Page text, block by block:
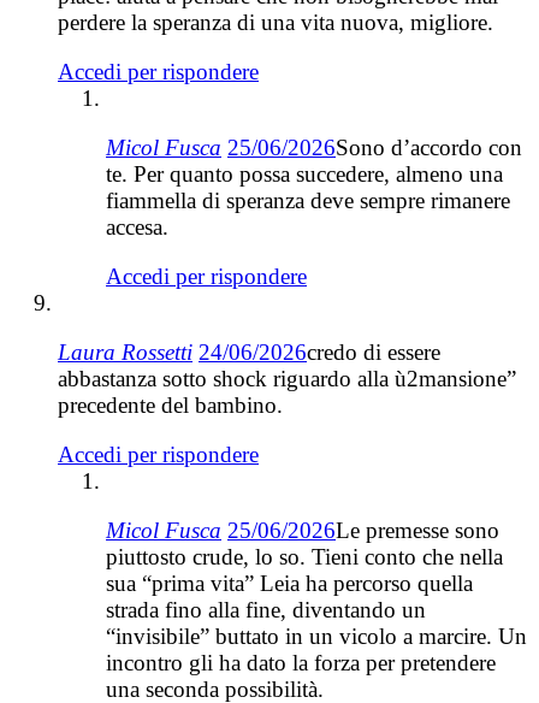
perdere la speranza di una vita nuova, migliore.
Accedi per rispondere
Micol Fusca 25/06/2026Sono d’accordo con
te. Per quanto possa succedere, almeno una
fiammella di speranza deve sempre rimanere
accesa.
Accedi per rispondere
Laura Rossetti 24/06/2026credo di essere
abbastanza sotto shock riguardo alla ù2mansione”
precedente del bambino.
Accedi per rispondere
Micol Fusca 25/06/2026Le premesse sono
piuttosto crude, lo so. Tieni conto che nella
sua “prima vita” Leia ha percorso quella
strada fino alla fine, diventando un
“invisibile” buttato in un vicolo a marcire. Un
incontro gli ha dato la forza per pretendere
una seconda possibilità.